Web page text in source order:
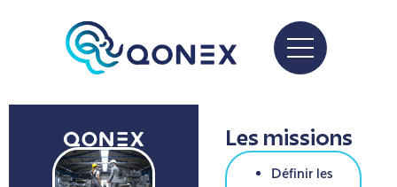
Les missions
Définir les